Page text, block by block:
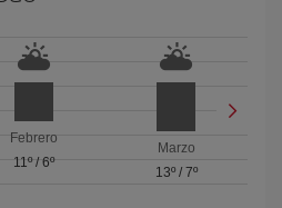
Febrero
11º/ 6º
Marzo
13º/ 7º